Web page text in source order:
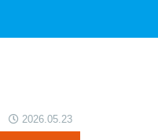
2026.05.23